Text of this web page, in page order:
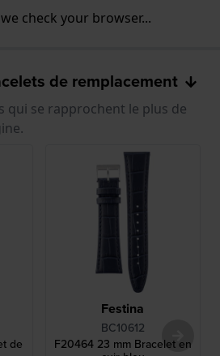
check your browser...
de remplacement
qui se rapprochent le plus de
de
Festina
BC10612
F20464 23 mm Bracelet en